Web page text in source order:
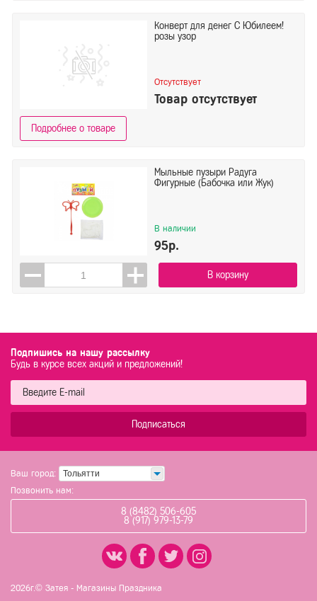
Конверт для денег С Юбилеем!
розы узор
Отсутствует
Товар отсутствует
Подробнее о товаре
Мыльные пузыри Радуга
Фигурные (Бабочка или Жук)
В наличии
95р.
В корзину
Подпишись на нашу рассылку
Будь в курсе всех акций и предложений!
Подписаться
Ваш город: Тольятти
Позвонить нам:
8 (8482) 506-605
8 (917) 979-13-79
2026г.© Затея - Магазины Праздника